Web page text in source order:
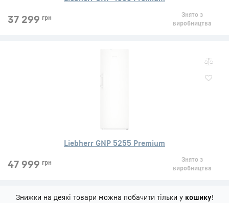
37 299 грн
Знято з
виробництва
Liebherr GNP 5255 Premium
47 999 грн
Знято з
виробництва
Знижки на деякі товари можна побачити тільки у кошику!